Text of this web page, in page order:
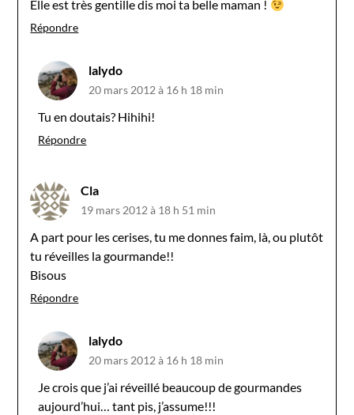
Elle est très gentille dis moi ta belle maman !
Répondre
lalydo
20 mars 2012 à 16 h 18 min
Tu en doutais? Hihihi!
Répondre
Cla
19 mars 2012 à 18 h 51 min
A part pour les cerises, tu me donnes faim, là, ou plutôt
tu réveilles la gourmande!!
Bisous
Répondre
lalydo
20 mars 2012 à 16 h 18 min
Je crois que j’ai réveillé beaucoup de gourmandes
aujourd’hui… tant pis, j’assume!!!